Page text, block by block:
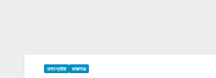
उत्तर प्रदेश लखनऊ